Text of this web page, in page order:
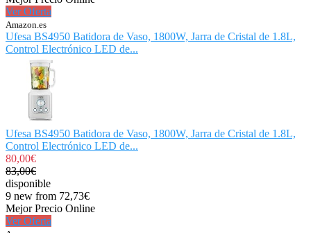
Ver Oferta
Amazon.es
Ufesa BS4950 Batidora de Vaso, 1800W, Jarra de Cristal de 1.8L,
Control Electrónico LED de...
Ufesa BS4950 Batidora de Vaso, 1800W, Jarra de Cristal de 1.8L,
Control Electrónico LED de...
80,00€
83,00€
disponible
9 new from 72,73€
Mejor Precio Online
Ver Oferta